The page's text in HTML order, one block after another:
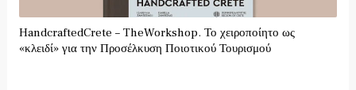
HandcraftedCrete – TheWorkshop. Το χειροποίητο ως
«κλειδί» για την Προσέλκυση Ποιοτικού Τουρισμού